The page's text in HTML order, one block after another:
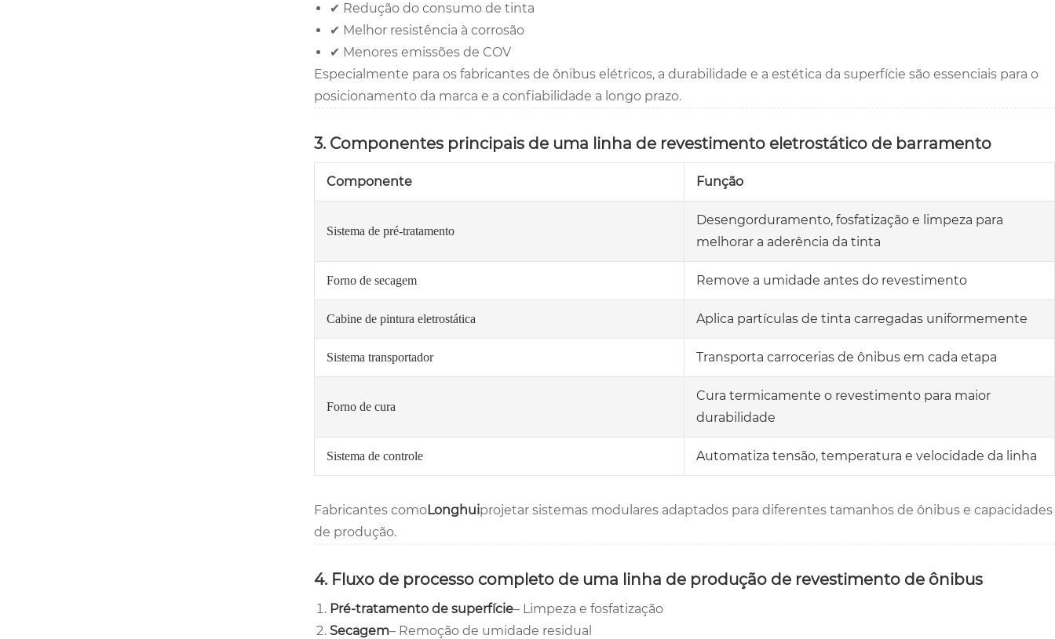
✔ Redução do consumo de tinta
✔ Melhor resistência à corrosão
✔ Menores emissões de COV
Especialmente para os fabricantes de ônibus elétricos, a durabilidade e a estética da superfície são essenciais para o
posicionamento da marca e a confiabilidade a longo prazo.
3. Componentes principais de uma linha de revestimento eletrostático de barramento
Componente Função
Sistema de pré-tratamento
Desengorduramento, fosfatização e limpeza para
melhorar a aderência da tinta
Forno de secagem Remove a umidade antes do revestimento
Cabine de pintura eletrostática Aplica partículas de tinta carregadas uniformemente
Sistema transportador Transporta carrocerias de ônibus em cada etapa
Forno de cura
Cura termicamente o revestimento para maior
durabilidade
Sistema de controle Automatiza tensão, temperatura e velocidade da linha
Fabricantes comoLonghuiprojetar sistemas modulares adaptados para diferentes tamanhos de ônibus e capacidades
de produção.
4. Fluxo de processo completo de uma linha de produção de revestimento de ônibus
Pré-tratamento de superfície– Limpeza e fosfatização
Secagem– Remoção de umidade residual